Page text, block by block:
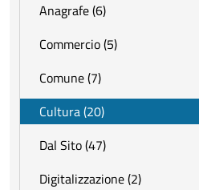
Anagrafe (6)
Commercio (5)
Comune (7)
Cultura (20)
Dal Sito (47)
Digitalizzazione (2)